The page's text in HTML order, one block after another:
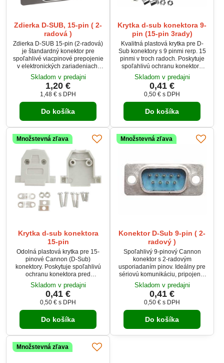
Zdierka D-SUB, 15-pin ( 2-
radová )
Zdierka D-SUB 15-pin (2-radová)
je štandardný konektor pre
spoľahlivé viacpinové prepojenie
v elektronických zariadeniach.
Umožňuje pevné a stabilné
pripojenie signálových vodičov v
rôznych aplikáciách. Vhodná pre
montáž do zariadení, káblov
alebo panelov podľa
konkrétneho vyhotovenia.
samostatne.
Skladom v predajni
1,20 €
1,48 € s DPH
Do košíka
Krytka d-sub konektora 9-
pin (15-pin 3rady)
Kvalitná plastová krytka pre D-
Sub konektory s 9 pinmi rerp. 15
pinmi v troch radoch. Poskytuje
spoľahlivú ochranu konektora
pred prachom, mechanickým
poškodením a inými vonkajšími
vplyvmi. Jednoduchá montáž a
bezpečné upevnenie. Vhodná
pre rôzne aplikácie v elektronike,
priemysle či IT.
Skladom v predajni
0,41 €
0,50 € s DPH
Do košíka
Množstevná zľava
Krytka d-sub konektora
15-pin
Odolná plastová krytka pre 15-
pinové Cannon (D-Sub)
konektory. Poskytuje spoľahlivú
ochranu konektora pred
prachom, mechanickým
poškodením a vonkajšími
vplyvmi. Vhodná na použitie v
elektronike, priemyselných
zariadeniach a IT aplikáciách.
Jednoduchá montáž s pevným
uchytením pomocou skrutiek.
Skladom v predajni
0,41 €
0,50 € s DPH
Do košíka
Množstevná zľava
Konektor D-Sub 9-pin ( 2-
radový )
Spoľahlivý 9-pinový Cannon
konektor s 2-radovým
usporiadaním pinov. Ideálny pre
sériovú komunikáciu, pripojenie
zariadení a široké použitie v
elektronike, IT a priemysle.
Poskytuje vysokú kvalitu prenosu
signálu a robustnú konštrukciu
pre dlhodobé využitie.
Skladom v predajni
0,41 €
0,50 € s DPH
Do košíka
Množstevná zľava